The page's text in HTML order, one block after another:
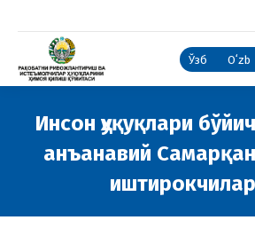
Ўзб Oʻzb
Инсон ҳуқуқлари
анъанавий